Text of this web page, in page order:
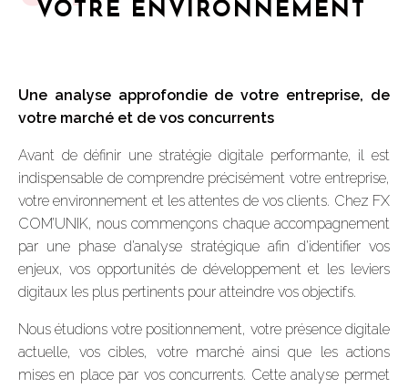
VOTRE ENVIRONNEMENT
Une analyse approfondie de votre entreprise, de
votre marché et de vos concurrents
Avant de définir une stratégie digitale performante, il est
indispensable de comprendre précisément votre entreprise,
votre environnement et les attentes de vos clients. Chez FX
COM’UNIK, nous commençons chaque accompagnement
par une phase d’analyse stratégique afin d’identifier vos
enjeux, vos opportunités de développement et les leviers
digitaux les plus pertinents pour atteindre vos objectifs.
Nous étudions votre positionnement, votre présence digitale
actuelle, vos cibles, votre marché ainsi que les actions
mises en place par vos concurrents. Cette analyse permet